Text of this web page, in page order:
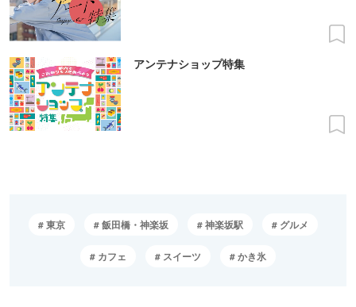
アンテナショップ特集
東京 飯田橋・神楽坂 神楽坂駅 グルメ
カフェ スイーツ かき氷